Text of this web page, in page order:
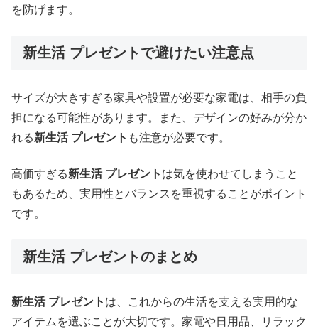
を防げます。
新生活 プレゼントで避けたい注意点
サイズが大きすぎる家具や設置が必要な家電は、相手の負
担になる可能性があります。また、デザインの好みが分か
れる新生活 プレゼント も注意が必要です。
高価すぎる新生活 プレゼント は気を使わせてしまうこと
もあるため、実用性とバランスを重視することがポイント
です。
新生活 プレゼントのまとめ
新生活 プレゼント は、これからの生活を支える実用的な
アイテムを選ぶことが大切です。家電や日用品、リラック